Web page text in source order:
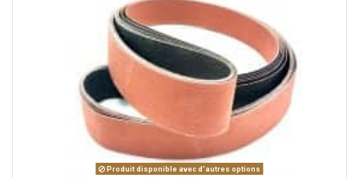
Produit disponible avec d'autres options